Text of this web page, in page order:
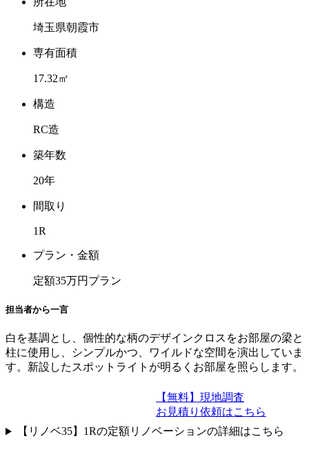
埼玉県朝霞市
専有面積
17.32㎡
構造
RC造
築年数
20年
間取り
1R
プラン・金額
定額35万円プラン
担当者から一言
白を基調とし、個性的な柄のデザインクロスをお部屋の梁と
柱に使用し、シンプルかつ、ワイルドな空間を演出していま
す。新設したスポットライトが明るくお部屋を照らします。
【無料】現地調査
お見積り依頼はこちら
【リノベ35】1Rの定額リノベーションの詳細はこちら